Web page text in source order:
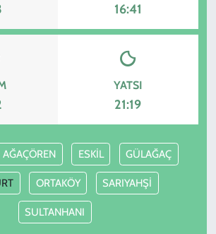
16:41
YATSI
21:19
AĞAÇÖREN ESKİL GÜLAĞAÇ
ORTAKÖY SARIYAHŞİ
SULTANHANI